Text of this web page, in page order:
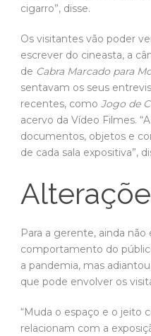
cigarro”, disse.
Os visitantes vão poder
escrever do cineasta, a
de Cabra Marcado para
sentavam os seus
recentes, como Jogo de
acervo da Vídeo Filmes.
documentos, objetos e
de cada sala expositiva”,
Para a gerente, ainda
comportamento do
a pandemia, mas
que pode envolver os
“Muda o espaço e o jeito
relacionam com a